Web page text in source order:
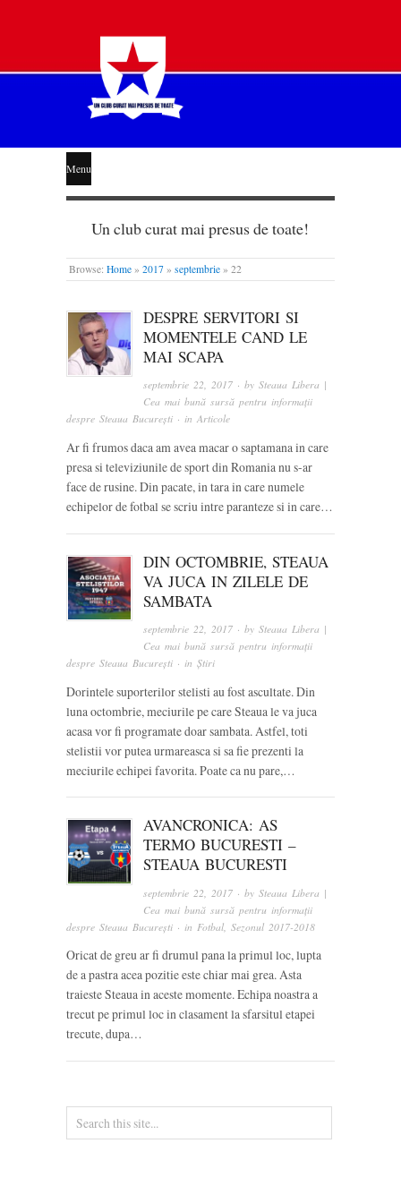
STEAUA
LIBERĂ
Menu
Un club curat mai presus de toate!
Browse: Home » 2017 » septembrie » 22
DESPRE SERVITORI SI
MOMENTELE CAND LE
MAI SCAPA
septembrie 22, 2017 · bySteaua Libera |
Cea mai bună sursă pentru informații
despre Steaua București · in Articole
Ar fi frumos daca am avea macar o saptamana in care
presa si televiziunile de sport din Romania nu s-ar
face de rusine. Din pacate, in tara in care numele
echipelor de fotbal se scriu intre paranteze si in care…
DIN OCTOMBRIE, STEAUA
VA JUCA IN ZILELE DE
SAMBATA
septembrie 22, 2017 · bySteaua Libera |
Cea mai bună sursă pentru informații
despre Steaua București · in Știri
Dorintele suporterilor stelisti au fost ascultate. Din
luna octombrie, meciurile pe care Steaua le va juca
acasa vor fi programate doar sambata. Astfel, toti
stelistii vor putea urmareasca si sa fie prezenti la
meciurile echipei favorita. Poate ca nu pare,…
AVANCRONICA: AS
TERMO BUCURESTI –
STEAUA BUCURESTI
septembrie 22, 2017 · bySteaua Libera |
Cea mai bună sursă pentru informații
despre Steaua București · in Fotbal Sezonul 2017-2018
Oricat de greu ar fi drumul pana la primul loc, lupta
de a pastra acea pozitie este chiar mai grea. Asta
traieste Steaua in aceste momente. Echipa noastra a
trecut pe primul loc in clasament la sfarsitul etapei
trecute, dupa…